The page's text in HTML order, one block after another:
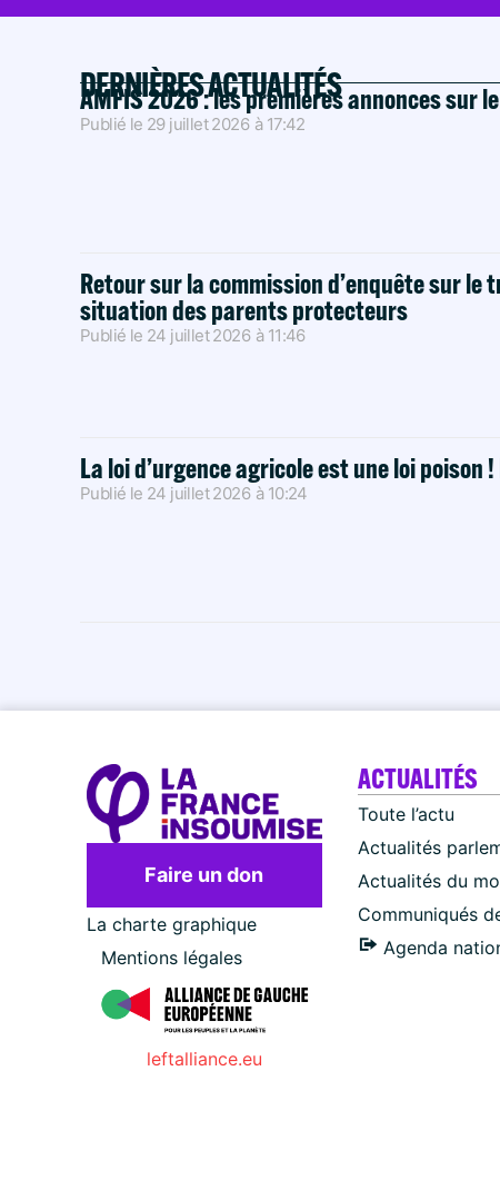
DERNIÈRES ACTUALITÉS
AMFIS 2026 : les premières annonces sur
Publié le 29 juillet 2026 à 17:42
Retour sur la commission d’enquête sur
situation des parents protecteurs
Publié le 24 juillet 2026 à 11:46
La loi d’urgence agricole est une loi
Publié le 24 juillet 2026 à 10:24
Faire un don
La charte graphique
Mentions légales
leftalliance.eu
ACTUALITÉS
Toute l’actu
Actualités
Actualités du
Communiqués
Agenda